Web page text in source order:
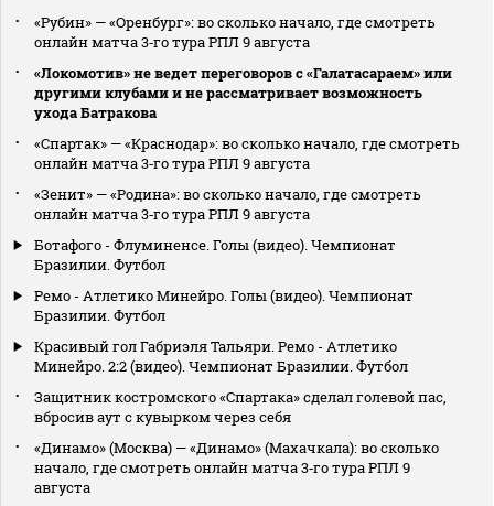
«Рубин» — «Оренбург»: во сколько начало, где смотреть
онлайн матча 3‑го тура РПЛ 9 августа
«Локомотив» не ведет переговоров с «Галатасараем» или
другими клубами и не рассматривает возможность
ухода Батракова
«Спартак» — «Краснодар»: во сколько начало, где смотреть
онлайн матча 3‑го тура РПЛ 9 августа
«Зенит» — «Родина»: во сколько начало, где смотреть
онлайн матча 3‑го тура РПЛ 9 августа
Ботафого - Флуминенсе. Голы (видео). Чемпионат
Бразилии. Футбол
Ремо - Атлетико Минейро. Голы (видео). Чемпионат
Бразилии. Футбол
Красивый гол Габриэля Тальяри. Ремо - Атлетико
Минейро. 2:2 (видео). Чемпионат Бразилии. Футбол
Защитник костромского «Спартака» сделал голевой пас,
вбросив аут с кувырком через себя
«Динамо» (Москва) — «Динамо» (Махачкала): во сколько
начало, где смотреть онлайн матча 3‑го тура РПЛ 9
августа